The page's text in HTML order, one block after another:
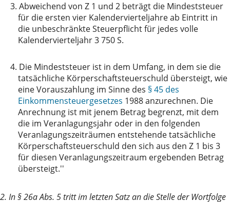
3. Abweichend von Z 1 und 2 beträgt die Mindeststeuer
für die ersten vier Kalendervierteljahre ab Eintritt in
die unbeschränkte Steuerpflicht für jedes volle
Kalendervierteljahr 3 750 S.
4. Die Mindeststeuer ist in dem Umfang, in dem sie die
tatsächliche Körperschaftsteuerschuld übersteigt, wie
eine Vorauszahlung im Sinne des § 45 des
Einkommensteuergesetzes 1988 anzurechnen. Die
Anrechnung ist mit jenem Betrag begrenzt, mit dem
die im Veranlagungsjahr oder in den folgenden
Veranlagungszeiträumen entstehende tatsächliche
Körperschaftsteuerschuld den sich aus den Z 1 bis 3
für diesen Veranlagungszeitraum ergebenden Betrag
übersteigt.''
2. In § 26a Abs. 5 tritt im letzten Satz an die Stelle der Wortfolge